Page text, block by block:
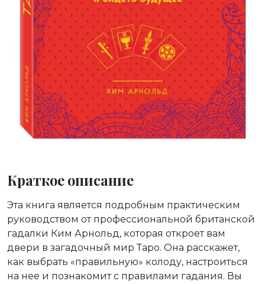
Краткое описание
Эта книга является подробным практическим
руководством от профессиональной британской
гадалки Ким Арнольд, которая откроет вам
двери в загадочный мир Таро. Она расскажет,
как выбрать «правильную» колоду, настроиться
на нее и познакомит с правилами гадания. Вы